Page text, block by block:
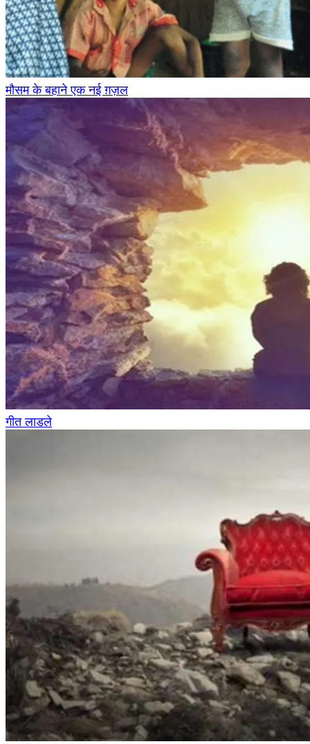
मौसम के बहाने एक नई ग़ज़ल
गीत लाडले